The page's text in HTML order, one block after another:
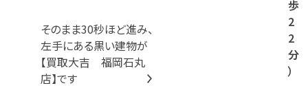
歩
2
2
分
）
そのまま30秒ほど進み、
左手にある黒い建物が
【買取大吉 福岡石丸
店】です